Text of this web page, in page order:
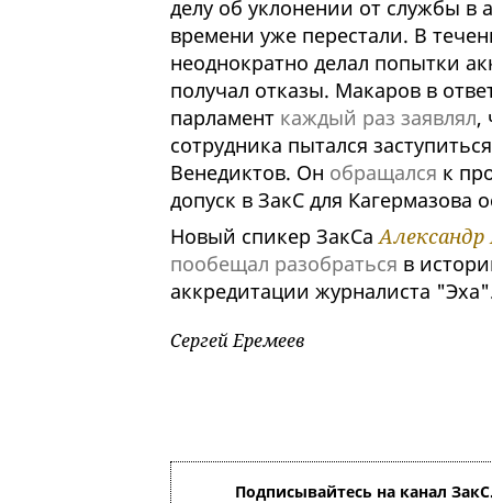
делу об уклонении от службы в
времени уже перестали. В
неоднократно делал попытки
получал отказы. Макаров в
парламент каждый раз заявлял,
сотрудника пытался
Венедиктов. Он обращался к
допуск в ЗакС для Кагермазова
Новый спикер ЗакСаАлександр
пообещал разобраться в
аккредитации журналиста
Сергей Еремеев
Подписывайтесь на канал